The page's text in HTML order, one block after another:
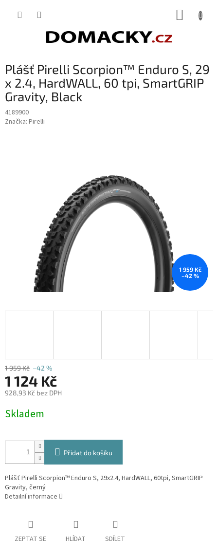
Plášť Pirelli Scorpion™ Enduro S, 29
x 2.4, HardWALL, 60 tpi, SmartGRIP
Gravity, Black
4189900
Značka: Pirelli
1 959 Kč
–42 %
1 959 Kč –42 %
1 124 Kč
928,93 Kč bez DPH
cena:
Skladem
Přidat do košíku
Plášť Pirelli Scorpion™ Enduro S, 29x2.4, HardWALL, 60tpi, SmartGRIP
Gravity, černý
Detailní informace
ZEPTAT SE HLÍDAT SDÍLET